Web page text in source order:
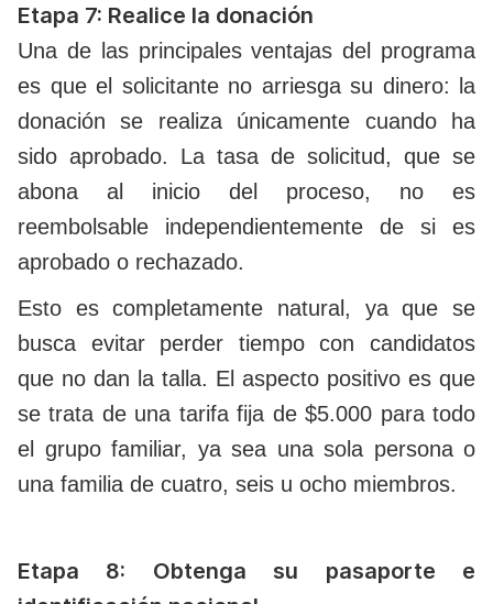
Etapa 7: Realice la donación
Una de las principales ventajas del programa
es que el solicitante no arriesga su dinero: la
donación se realiza únicamente cuando ha
sido aprobado. La tasa de solicitud, que se
abona al inicio del proceso, no es
reembolsable independientemente de si es
aprobado o rechazado.
Esto es completamente natural, ya que se
busca evitar perder tiempo con candidatos
que no dan la talla. El aspecto positivo es que
se trata de una tarifa fija de $5.000 para todo
el grupo familiar, ya sea una sola persona o
una familia de cuatro, seis u ocho miembros.
Etapa 8: Obtenga su pasaporte e